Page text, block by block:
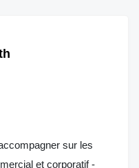
sur les
et corporatif -